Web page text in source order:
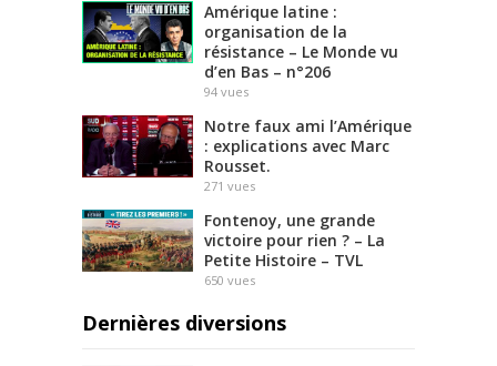
Amérique latine :
organisation de la
résistance – Le Monde vu
d’en Bas – n°206
94 vues
Notre faux ami l’Amérique
: explications avec Marc
Rousset.
271 vues
Fontenoy, une grande
victoire pour rien ? – La
Petite Histoire – TVL
650 vues
Dernières diversions